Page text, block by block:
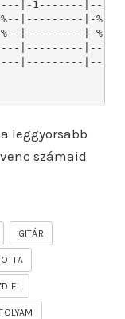
leggyorsabb
számaid
GITÁR
EL